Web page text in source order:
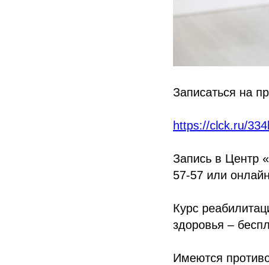
Записаться на
https://clck.ru/
Запись в Центр
57-57 или
Курс
здоровья –
Имеются